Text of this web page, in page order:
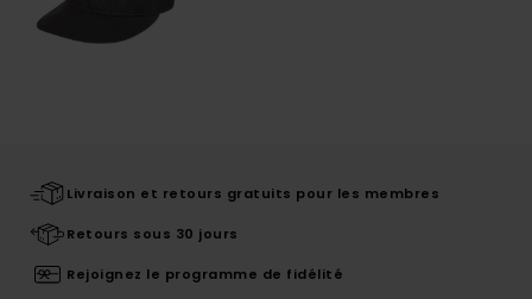
Livraison et retours gratuits pour les membres
Retours sous 30 jours
Rejoignez le programme de fidélité